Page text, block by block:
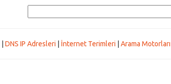
DNS IP Adresleri İnternet Terimleri Arama Motorları